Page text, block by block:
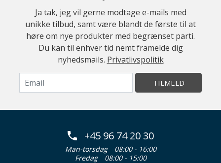
Ja tak, jeg vil gerne modtage e-mails med
unikke tilbud, samt være blandt de første til at
høre om nye produkter med begrænset parti.
Du kan til enhver tid nemt framelde dig
nyhedsmails. Privatlivspolitik
TILMELD
+45 96 74 20 30
Man-torsdag
08:00 - 16:00
Fredag
08:00 - 15:00